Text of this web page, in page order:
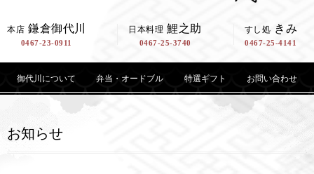
本店 鎌倉御代川
0467-23-0911
日本料理 鯉之助
0467-25-3740
すし処 きみ
0467-25-4141
御代川について 弁当・オードブル 特選ギフト お問い合わせ
お知らせ